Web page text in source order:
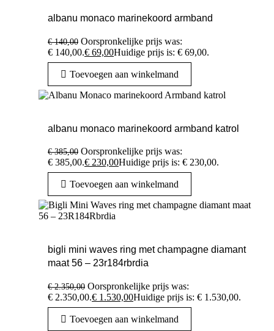
albanu monaco marinekoord armband
€140,00 Oorspronkelijke prijs was:
€ 140,00.€ 69,00Huidige prijs is: € 69,00.
Toevoegen aan winkelmand
albanu monaco marinekoord armband katrol
€385,00 Oorspronkelijke prijs was:
€ 385,00.€ 230,00Huidige prijs is: € 230,00.
Toevoegen aan winkelmand
bigli mini waves ring met champagne diamant
maat 56 – 23r184rbrdia
€2.350,00 Oorspronkelijke prijs was:
€ 2.350,00.€ 1.530,00Huidige prijs is: € 1.530,00.
Toevoegen aan winkelmand